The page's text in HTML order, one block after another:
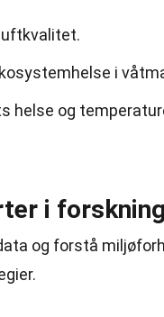
i
helse og
i
og forstå